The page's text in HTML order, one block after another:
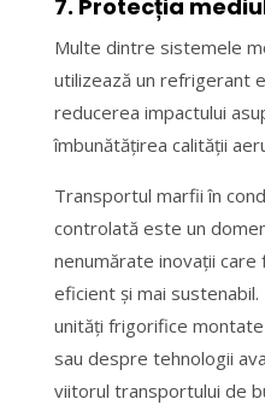
7. Protecția
Multe dintre sistemele
utilizează un refrigerant
reducerea impactului
îmbunătățirea calității
Transportul marfii în
controlată este un
nenumărate inovații care
eficient și mai
unități frigorifice
sau despre tehnologii
viitorul transportului de